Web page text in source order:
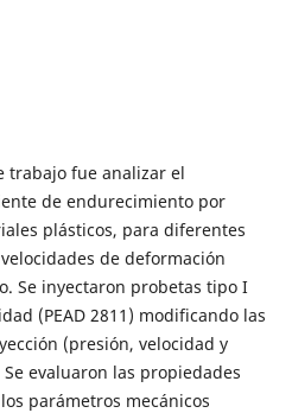
trabajo fue analizar el
de endurecimiento por
plásticos, para diferentes
de deformación
Se inyectaron probetas tipo I
(PEAD 2811) modificando las
(presión, velocidad y
evaluaron las propiedades
parámetros mecánicos